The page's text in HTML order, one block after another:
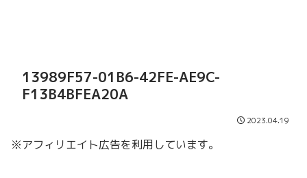
13989F57-01B6-42FE-AE9C-
F13B4BFEA20A
2023.04.19
※アフィリエイト広告を利用しています。